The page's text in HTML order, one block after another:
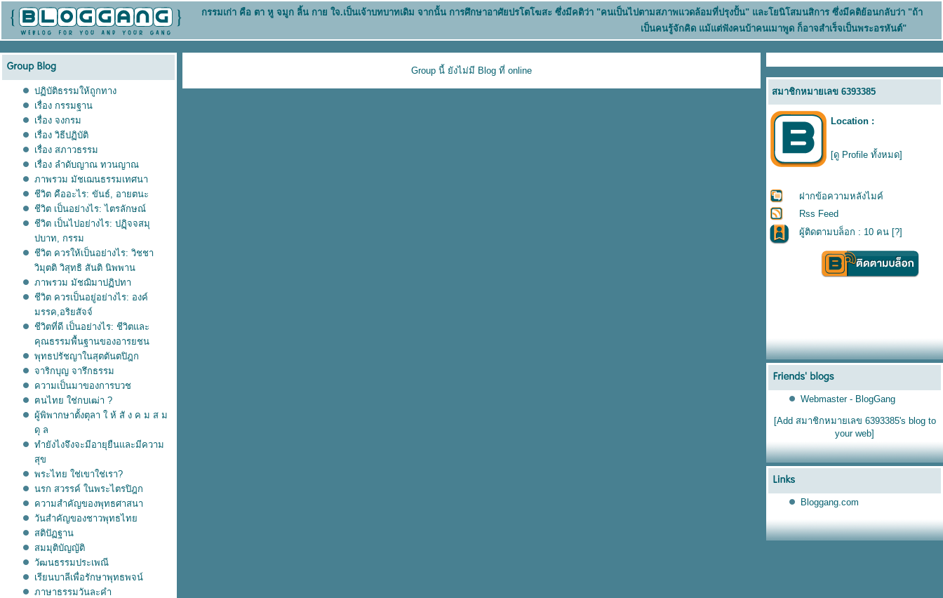
กรรมเก่า คือ ตา หู จมูก ลิ้น กาย ใจ.เป็นเจ้าบทบาทเดิม จากนั้น การศึกษาอาศัยปรโตโฆสะ ซึ่งมีคติว่า "คนเป็นไปตามสภาพแวดล้อมที่ปรุงปั้น" และโยนิโสมนสิการ ซึ่งมีคติย้อนกลับว่า "ถ้า
เป็นคนรู้จักคิด แม้แต่ฟังคนบ้าคนเมาพูด ก็อาจสำเร็จเป็นพระอรหันต์"
ปฏิบัติธรรมให้ถูกทาง
เรื่อง กรรมฐาน
เรื่อง จงกรม
เรื่อง วิธีปฏิบัติ
เรื่อง สภาวธรรม
เรื่อง ลำดับญาณ ทวนญาณ
ภาพรวม มัชเฌนธรรมเทศนา
ชีวิต คืออะไร: ขันธ์, อายตนะ
ชีวิต เป็นอย่างไร: ไตรลักษณ์
ชีวิต เป็นไปอย่างไร: ปฏฺิจจสมุ
ปบาท, กรรม
ชีวิต ควรให้เป็นอย่างไร: วิชชา
วิมุตติ วิสุทธิ สันติ นิพพาน
ภาพรวม มัชฌิมาปฏิปทา
ชีวิต ควรเป็นอยู่อย่างไร: องค์
มรรค,อริยสัจจ์
ชีวิตที่ดี เป็นอย่างไร: ชีวิตและ
คุณธรรมพื้นฐานของอารยชน
พุทธปรัชญาในสุตตันตปิฎก
จาริกบุญ จารึกธรรม
ความเป็นมาของการบวช
ฅนไทย ใช่กบเฒ่า ?
ผู้พิพากษาตั้งตุลา ใ ห้ สั ง ค ม ส ม
ดุ ล
ทำยังไงจึงจะมีอายุยืนและมีความ
สุข
พระไทย ใช่เขาใช่เรา?
นรก สวรรค์ ในพระไตรปิฎก
ความสำคัญของพุทธศาสนา
วันสำคัญของชาวพุทธไทย
สติปัฏฐาน
สมมุติบัญญัติ
วัฒนธรรมประเพณี
เรียนบาลีเพื่อรักษาพุทธพจน์
ภาษาธรรมวันละคำ
Group นี้ ยังไม่มี Blog ที่ online
สมาชิกหมายเลข 6393385
Location :
[ดู Profile ทั้งหมด]
ฝากข้อความหลังไมค์
Rss Feed
ผู้ติดตามบล็อก : 10 คน [?]
Webmaster - BlogGang
[Add สมาชิกหมายเลข 6393385's blog to
your web]
Bloggang.com